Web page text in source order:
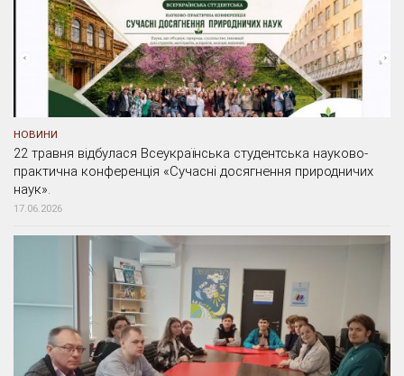
НОВИНИ
22 травня відбулася Всеукраїнська студентська науково-
практична конференція «Сучасні досягнення природничих
наук».
17.06.2026